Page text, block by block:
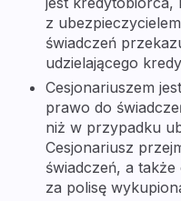
z
świadczeń
udzielającego
Cesjonariuszem
prawo do
niż w przypadku
Cesjonariusz
świadczeń, a także
za polisę